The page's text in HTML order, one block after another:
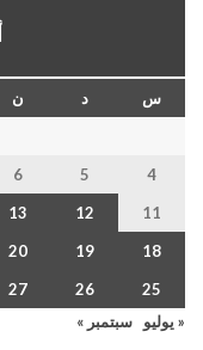
س د ن
4
5
6
11
12
13
18
19
20
25
26
27
« يوليو
سبتمبر »